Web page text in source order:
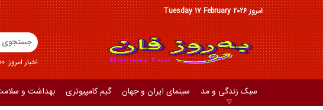
امروز Tuesday 17 February 2026
اخبار امروز: 100 خبر
سبک زندگی و مد سینمای ایران و جهان گیم کامپیوتری بهداشت و